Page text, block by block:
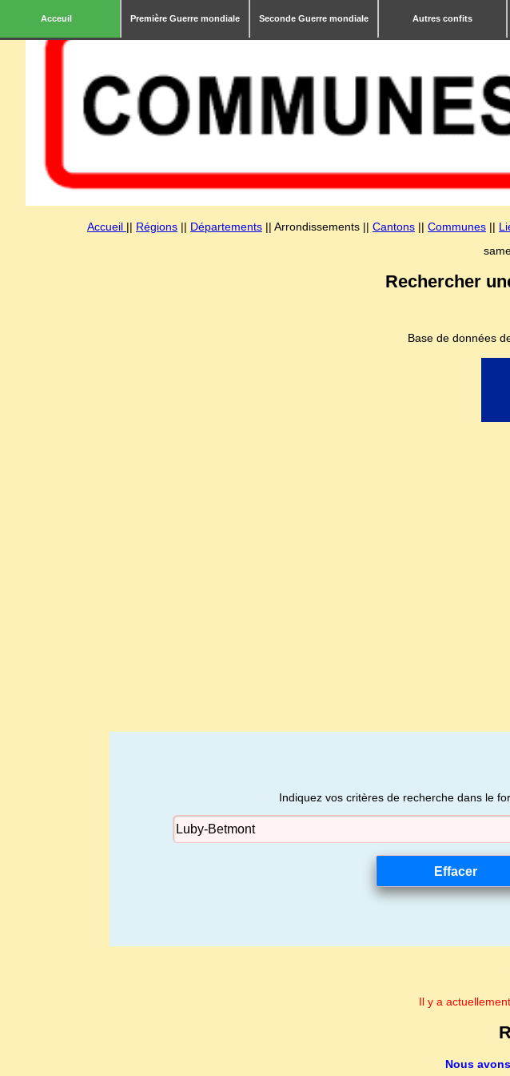
Acceuil Première Guerre mondiale Seconde Guerre mondiale Autres confits
Accueil || Régions || Départements || Arrondissements || Cantons || Communes ||
Rechercher
Base de données
Indiquez vos critères de recherche dans le
Il y a
Nous